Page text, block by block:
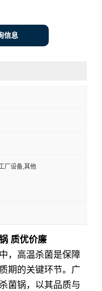
信息
厂设备,其他
质优价廉
，高温杀菌是保障
期的关键环节。广
菌锅，以其品质与